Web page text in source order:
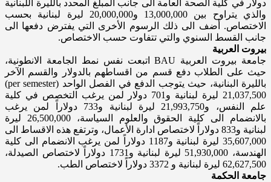
دولار في كلية الصحة العامة الى جانب المبلغ المحدد بالليرة اللبنانية
والذي يتراوح بين 13,000,000 و20,000,000 ليرة لبنانية بحسب
الاختصاص. أضف الى ذلك الرسوم الأخرى التي يفترض دفعها الى
جانب القسط السنوي والتي تتفاوت حسب الاختصاص.
بيروت العربية
جامعة بيروت العربية BAU اتبعت نفس نمط الجامعة الانطونية،
حيث على الطلاب دفع قسم من اقساطهم بالدولار والقسم الآخر
بالليرة البنانية، حيث يتوجب الدفع في الفصل الواحد (per semester)
21,037,500 ليرة لبنانية و701 دولار لمن يرغب التخصص في كلية
علم النفس، و21,993,750 ليرة لبنانية و733 دولاراً لمن يرغب
بالانضمام الى كلية الحقوق والعلوم السياسة، 26,500,000 ليرة
لبنانية و833 دولاراً لاختصاص ادارة الأعمال، وترتفع هذه الاقساط الى
35,607,000 ليرة لبنانية و1187 دولاراً لمن يرغب الانضمام الى كلية
الهندسة، 51,930,000 ليرة لبنانية و1731 دولاراً لاختصاص الصيدلة،
62,627,500 ليرة لبنانية و 3372 دولاراً لاختصاص الطب.
جامعة الحكمة